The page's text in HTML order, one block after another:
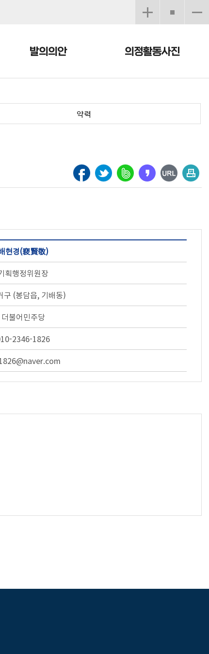
발의의안 의정활동사진
약력
현경(裵賢敬)
획행정위원장
구 (봉담읍, 기배동)
더불어민주당
2346-1826